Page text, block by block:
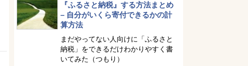
『ふるさと納税』する方法まとめ
– 自分がいくら寄付できるかの計
算方法
まだやってない人向けに「ふるさと
納税」をできるだけわかりやすく書
いてみた（つもり）